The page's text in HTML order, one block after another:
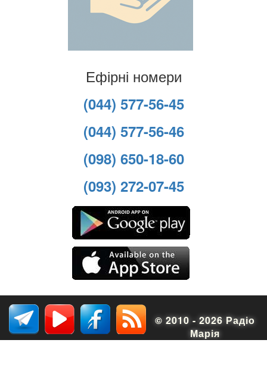
Ефірні номери
(044) 577-56-45
(044) 577-56-46
(098) 650-18-60
(093) 272-07-45
© 2010 - 2026 Радіо
Марія